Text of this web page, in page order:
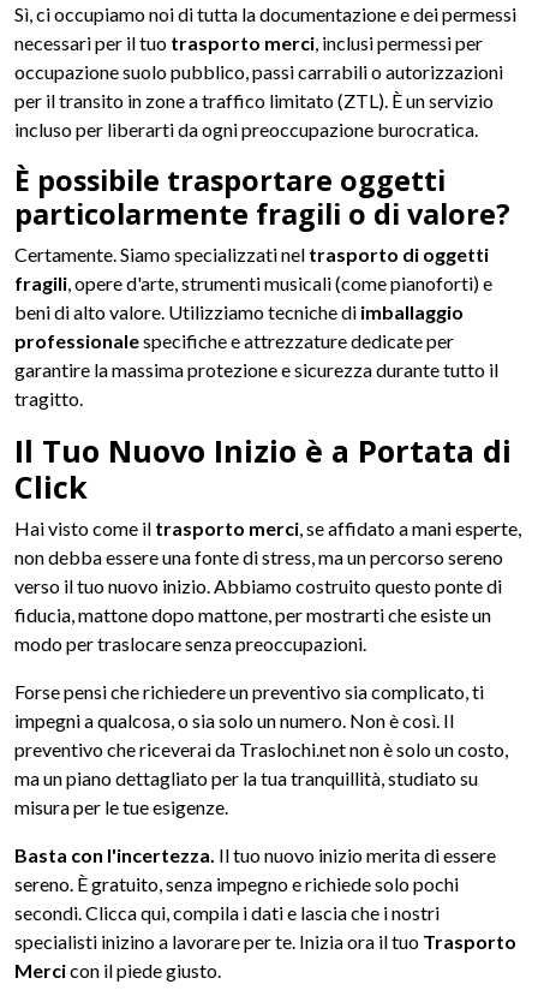
Sì, ci occupiamo noi di tutta la documentazione e dei permessi
necessari per il tuo trasporto merci, inclusi permessi per
occupazione suolo pubblico, passi carrabili o autorizzazioni
per il transito in zone a traffico limitato (ZTL). È un servizio
incluso per liberarti da ogni preoccupazione burocratica.
È possibile trasportare oggetti
particolarmente fragili o di valore?
Certamente. Siamo specializzati nel trasporto di oggetti
fragili, opere d'arte, strumenti musicali (come pianoforti) e
beni di alto valore. Utilizziamo tecniche di imballaggio
professionalespecifiche e attrezzature dedicate per
garantire la massima protezione e sicurezza durante tutto il
tragitto.
Il Tuo Nuovo Inizio è a Portata di
Click
Hai visto come il trasporto merci, se affidato a mani esperte,
non debba essere una fonte di stress, ma un percorso sereno
verso il tuo nuovo inizio. Abbiamo costruito questo ponte di
fiducia, mattone dopo mattone, per mostrarti che esiste un
modo per traslocare senza preoccupazioni.
Forse pensi che richiedere un preventivo sia complicato, ti
impegni a qualcosa, o sia solo un numero. Non è così. Il
preventivo che riceverai da Traslochi.net non è solo un costo,
ma un piano dettagliato per la tua tranquillità, studiato su
misura per le tue esigenze.
Basta con l'incertezza. Il tuo nuovo inizio merita di essere
sereno. È gratuito, senza impegno e richiede solo pochi
secondi. Clicca qui, compila i dati e lascia che i nostri
specialisti inizino a lavorare per te. Inizia ora il tuo Trasporto
Mercicon il piede giusto.